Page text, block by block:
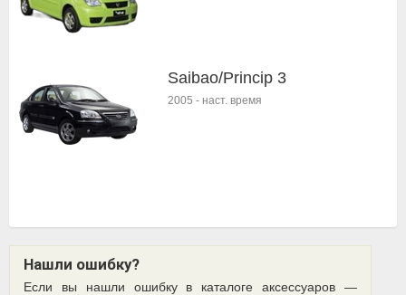
Saibao/Princip 3
2005 - наст. время
Нашли ошибку?
Если вы нашли ошибку в каталоге аксессуаров —